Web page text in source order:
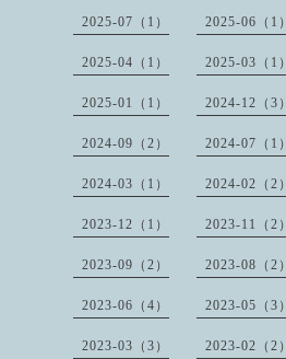
2025-07（1） 2025-06（1）
2025-04（1） 2025-03（1）
2025-01（1） 2024-12（3）
2024-09（2） 2024-07（1）
2024-03（1） 2024-02（2）
2023-12（1） 2023-11（2）
2023-09（2） 2023-08（2）
2023-06（4） 2023-05（3）
2023-03（3） 2023-02（2）